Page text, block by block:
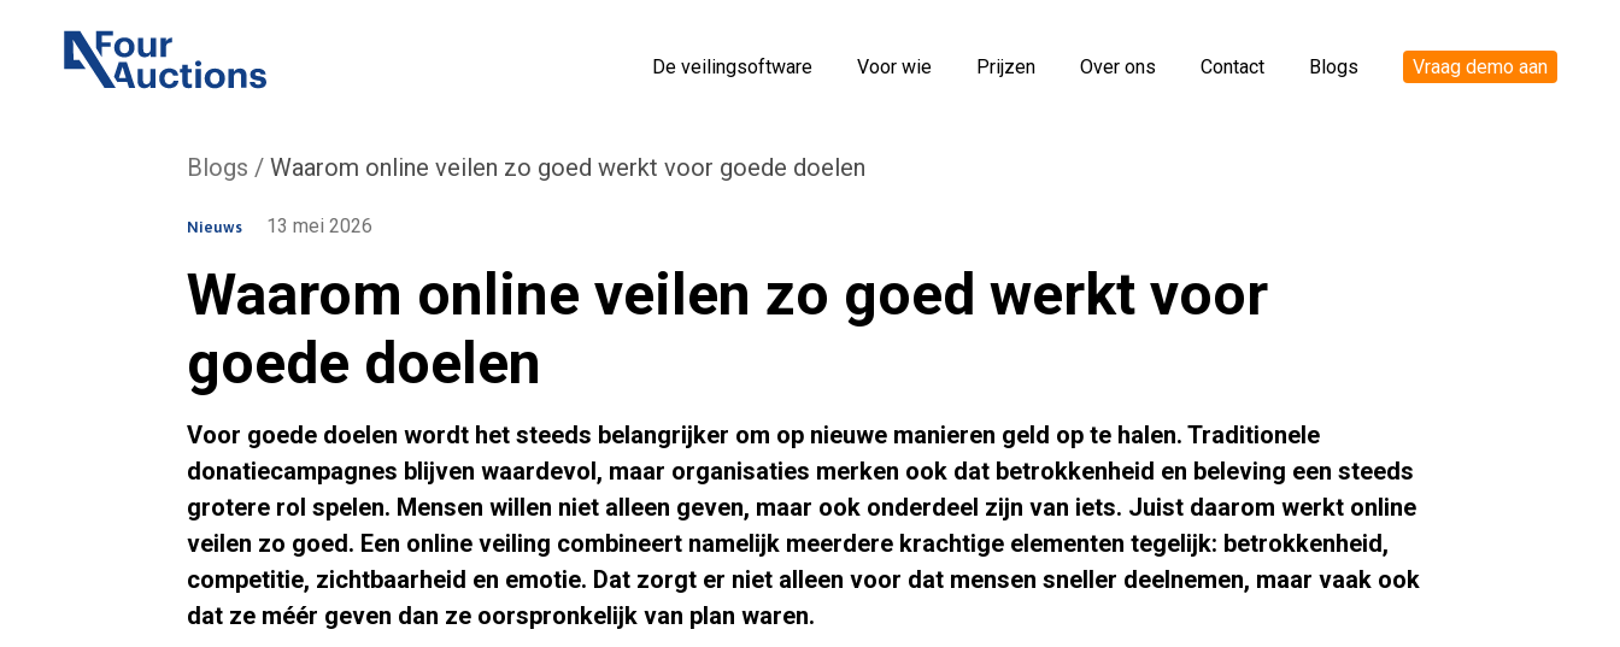
De veilingsoftware Voor wie Prijzen Over ons Contact Blogs Vraag demo aan
Blogs /Waarom online veilen zo goed werkt voor goede doelen
Nieuws 13 mei 2026
Waarom online veilen zo goed werkt voor
goede doelen
Voor goede doelen wordt het steeds belangrijker om op nieuwe manieren geld op te halen. Traditionele
donatiecampagnes blijven waardevol, maar organisaties merken ook dat betrokkenheid en beleving een steeds
grotere rol spelen. Mensen willen niet alleen geven, maar ook onderdeel zijn van iets. Juist daarom werkt online
veilen zo goed. Een online veiling combineert namelijk meerdere krachtige elementen tegelijk: betrokkenheid,
competitie, zichtbaarheid en emotie. Dat zorgt er niet alleen voor dat mensen sneller deelnemen, maar vaak ook
dat ze méér geven dan ze oorspronkelijk van plan waren.